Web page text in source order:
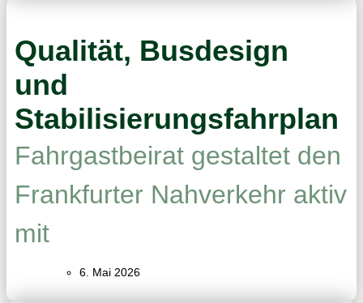
Qualität, Busdesign
und
Stabilisierungsfahrplan
Fahrgastbeirat gestaltet den
Frankfurter Nahverkehr aktiv
mit
6. Mai 2026